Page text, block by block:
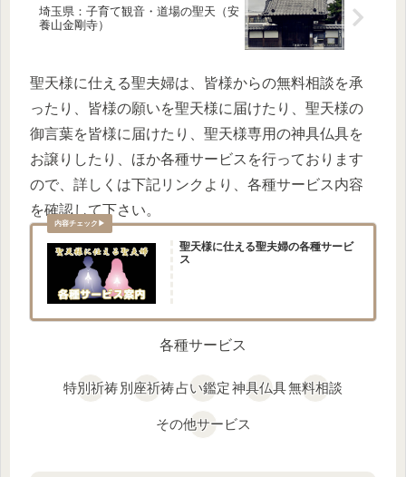
埼玉県：子育て観音・道場の聖天（安
養山金剛寺）
聖天様に仕える聖夫婦は、皆様からの無料相談を承
ったり、皆様の願いを聖天様に届けたり、聖天様の
御言葉を皆様に届けたり、聖天様専用の神具仏具を
お譲りしたり、ほか各種サービスを行っております
ので、詳しくは下記リンクより、各種サービス内容
を確認して下さい。
聖天様に仕える聖夫婦の各種サービ
ス
各種サービス
特別祈祷別座祈祷占い鑑定神具仏具無料相談
その他サービス